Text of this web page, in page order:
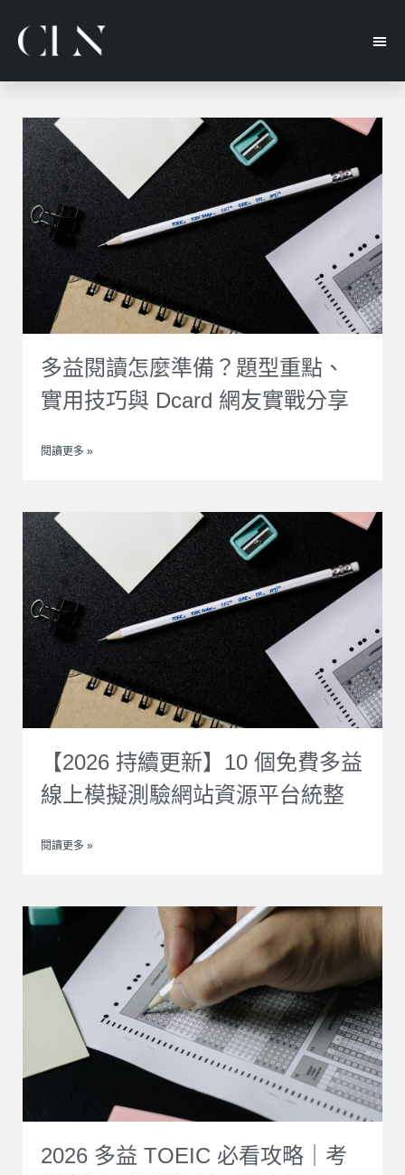
多益閱讀怎麼準備？題型重點、
實用技巧與 Dcard 網友實戰分享
閱讀更多 »
【2026 持續更新】10 個免費多益
線上模擬測驗網站資源平台統整
閱讀更多 »
2026 多益 TOEIC 必看攻略｜考